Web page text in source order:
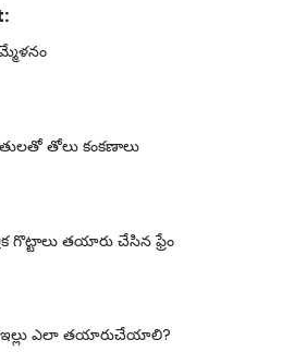
తోలు కంకణాలు
గొట్టాలు తయారు చేసిన ఫ్రేం
ఇల్లు ఎలా తయారుచేయాలి?